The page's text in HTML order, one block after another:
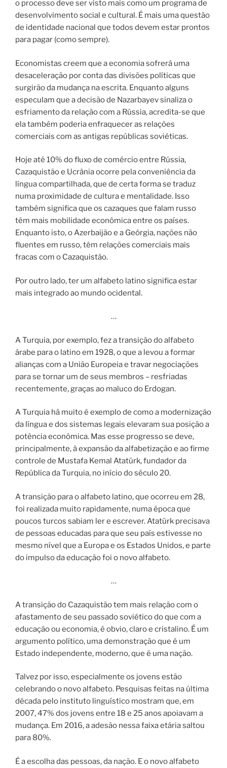
o processo deve ser visto mais como um programa de
desenvolvimento social e cultural. É mais uma questão
de identidade nacional que todos devem estar prontos
para pagar (como sempre).
Economistas creem que a economia sofrerá uma
desaceleração por conta das divisões políticas que
surgirão da mudança na escrita. Enquanto alguns
especulam que a decisão de Nazarbayev sinaliza o
esfriamento da relação com a Rússia, acredita-se que
ela também poderia enfraquecer as relações
comerciais com as antigas repúblicas soviéticas.
Hoje até 10% do fluxo de comércio entre Rússia,
Cazaquistão e Ucrânia ocorre pela conveniência da
língua compartilhada, que de certa forma se traduz
numa proximidade de cultura e mentalidade. Isso
também significa que os cazaques que falam russo
têm mais mobilidade econômica entre os países.
Enquanto isto, o Azerbaijão e a Geórgia, nações não
fluentes em russo, têm relações comerciais mais
fracas com o Cazaquistão.
Por outro lado, ter um alfabeto latino significa estar
mais integrado ao mundo ocidental.
…
A Turquia, por exemplo, fez a transição do alfabeto
árabe para o latino em 1928, o que a levou a formar
alianças com a União Europeia e travar negociações
para se tornar um de seus membros – resfriadas
recentemente, graças ao maluco do Erdogan.
A Turquia há muito é exemplo de como a modernização
da língua e dos sistemas legais elevaram sua posição a
potência econômica. Mas esse progresso se deve,
principalmente, à expansão da alfabetização e ao firme
controle de Mustafa Kemal Atatürk, fundador da
República da Turquia, no início do século 20.
A transição para o alfabeto latino, que ocorreu em 28,
foi realizada muito rapidamente, numa época que
poucos turcos sabiam ler e escrever. Atatürk precisava
de pessoas educadas para que seu país estivesse no
mesmo nível que a Europa e os Estados Unidos, e parte
do impulso da educação foi o novo alfabeto.
…
A transição do Cazaquistão tem mais relação com o
afastamento de seu passado soviético do que com a
educação ou economia, é obvio, claro e cristalino. É um
argumento político, uma demonstração que é um
Estado independente, moderno, que é uma nação.
Talvez por isso, especialmente os jovens estão
celebrando o novo alfabeto. Pesquisas feitas na última
década pelo instituto linguístico mostram que, em
2007, 47% dos jovens entre 18 e 25 anos apoiavam a
mudança. Em 2016, a adesão nessa faixa etária saltou
para 80%.
É a escolha das pessoas, da nação. E o novo alfabeto